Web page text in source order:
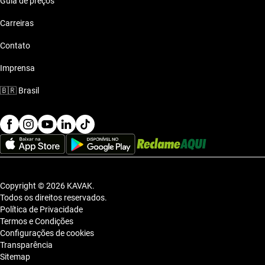
Carreiras
Contato
Imprensa
🇧🇷 Brasil
Copyright © 2026 KAVAK.
Todos os direitos reservados.
Política de Privacidade
Termos e Condições
Configurações de cookies
Transparência
Sitemap